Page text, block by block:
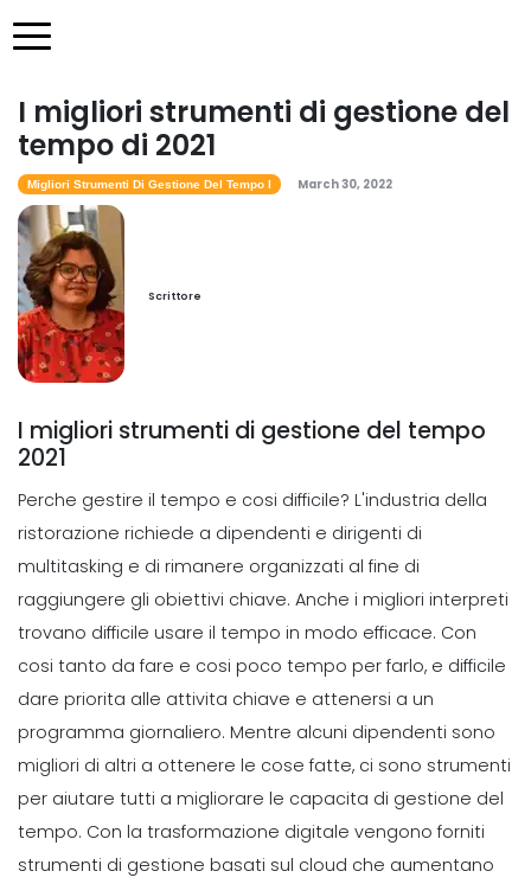
I migliori strumenti di gestione del
tempo di 2021
Migliori Strumenti Di Gestione Del Tempo I March 30, 2022
Scrittore
I migliori strumenti di gestione del tempo
2021
Perche gestire il tempo e cosi difficile? L'industria della
ristorazione richiede a dipendenti e dirigenti di
multitasking e di rimanere organizzati al fine di
raggiungere gli obiettivi chiave. Anche i migliori interpreti
trovano difficile usare il tempo in modo efficace. Con
cosi tanto da fare e cosi poco tempo per farlo, e difficile
dare priorita alle attivita chiave e attenersi a un
programma giornaliero. Mentre alcuni dipendenti sono
migliori di altri a ottenere le cose fatte, ci sono strumenti
per aiutare tutti a migliorare le capacita di gestione del
tempo. Con la trasformazione digitale vengono forniti
strumenti di gestione basati sul cloud che aumentano